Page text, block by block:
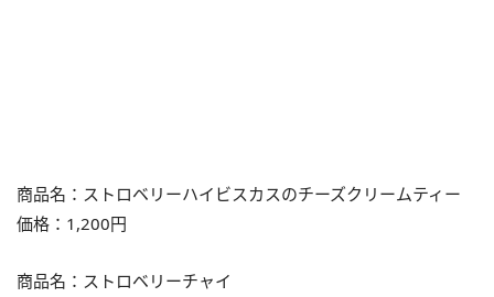
商品名：ストロベリーハイビスカスのチーズクリームティー
価格：1,200円
商品名：ストロベリーチャイ